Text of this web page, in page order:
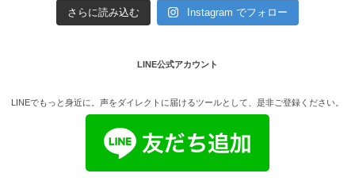
さらに読み込む Instagram でフォロー
LINE公式アカウント
LINEでもっと身近に。声をダイレクトに届けるツールとして、是非ご登録ください。